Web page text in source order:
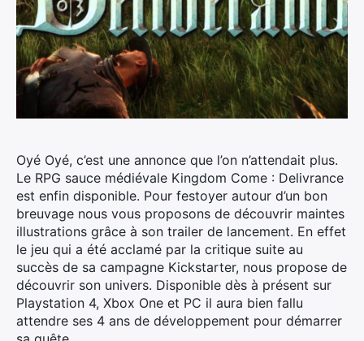
Oyé Oyé, c’est une annonce que l’on n’attendait plus.
Le RPG sauce médiévale Kingdom Come : Delivrance
est enfin disponible. Pour festoyer autour d’un bon
breuvage nous vous proposons de découvrir maintes
illustrations grâce à son trailer de lancement. En effet
le jeu qui a été acclamé par la critique suite au
succès de sa campagne Kickstarter, nous propose de
découvrir son univers. Disponible dès à présent sur
Playstation 4, Xbox One et PC il aura bien fallu
attendre ses 4 ans de développement pour démarrer